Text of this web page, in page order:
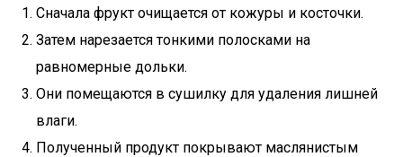
Сначала фрукт очищается от кожуры и косточки.
Затем нарезается тонкими полосками на
равномерные дольки.
Они помещаются в сушилку для удаления лишней
влаги.
Полученный продукт покрывают маслянистым